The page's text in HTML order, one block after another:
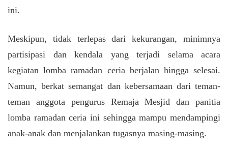
ini.
Meskipun, tidak terlepas dari kekurangan, minimnya
partisipasi dan kendala yang terjadi selama acara
kegiatan lomba ramadan ceria berjalan hingga selesai.
Namun, berkat semangat dan kebersamaan dari teman-
teman anggota pengurus Remaja Mesjid dan panitia
lomba ramadan ceria ini sehingga mampu mendampingi
anak-anak dan menjalankan tugasnya masing-masing.